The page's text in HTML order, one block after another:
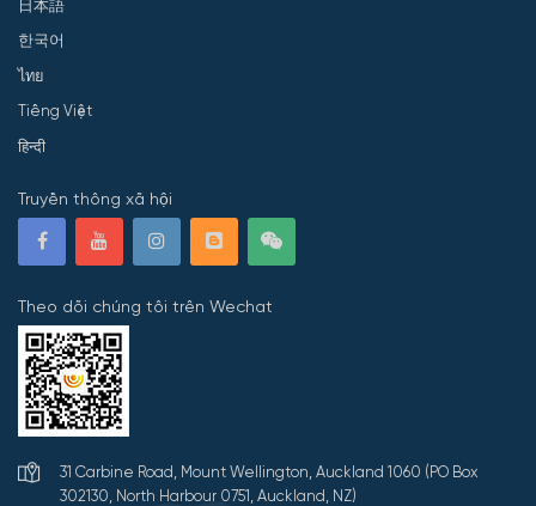
日本語
한국어
ไทย
Tiếng Việt
हिन्दी
Truyền thông xã hội
Theo dõi chúng tôi trên Wechat
31 Carbine Road, Mount Wellington, Auckland 1060 (PO Box
302130, North Harbour 0751, Auckland, NZ)